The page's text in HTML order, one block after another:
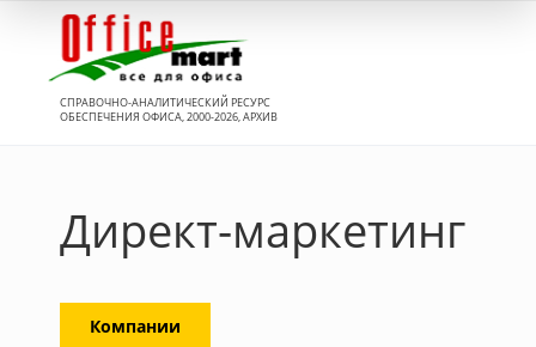
СПРАВОЧНО-АНАЛИТИЧЕСКИЙ РЕСУРС
ОБЕСПЕЧЕНИЯ ОФИСА, 2000-2026, АРХИВ
Директ-маркетинг
Компании